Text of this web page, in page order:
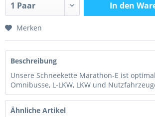
In den
Merken
Beschreibung
Unsere Schneekette Marathon-E ist
Omnibusse, L-LKW, LKW und
Ähnliche Artikel